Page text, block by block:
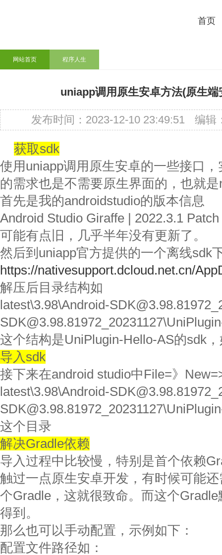
首页
网站首页 程序人生
uniapp调用原生安卓方法(原生
发布时间：2023-12-10 23:49:51 编辑
获取sdk
使用uniapp调用原生安卓的一些接口
的需求也是不需要原生界面的，也就
首先是我的androidstudio的版本信息
Android Studio Giraffe | 2022.3.1 Patch
可能有点旧，几乎半年没有更新了。
然后到uniapp官方提供的一个离线sdk
https://nativesupport.dcloud.net.cn/
解压后目录结构如
latest\3.98\Android-
这个结构是UniPlugin-Hello-AS的sdk
导入sdk
接下来在android studio中File=》
latest\3.98\Android-
这个目录
解决Gradle依赖
导入过程中比较慢，特别是首个依赖
触过一点原生安卓开发，有时候可能
个Gradle，这就很致命。而这个
得到。
那么也可以手动配置，示例如下：
配置文件路径如：